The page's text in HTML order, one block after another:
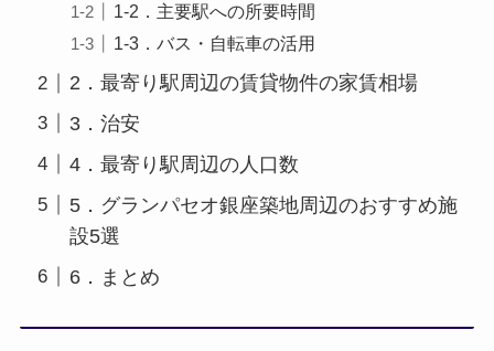
1-2．主要駅への所要時間
1-3．バス・自転車の活用
2．最寄り駅周辺の賃貸物件の家賃相場
3．治安
4．最寄り駅周辺の人口数
5．グランパセオ銀座築地周辺のおすすめ施
設5選
6．まとめ